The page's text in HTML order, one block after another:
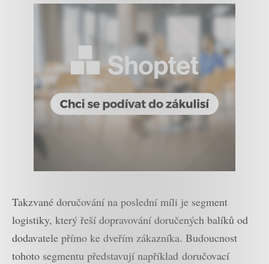
Takzvané doručování na poslední míli je segment
logistiky, který řeší dopravování doručených balíků od
dodavatele přímo ke dveřím zákazníka. Budoucnost
tohoto segmentu představují například doručovací